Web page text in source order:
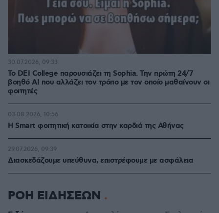
Το DEI College παρουσιάζει τη Sophia. Την πρώτη 24/7
βοηθό AI που αλλάζει τον τρόπο με τον οποίο μαθαίνουν οι
φοιτητές
30.07.2026, 09:33
Η Smart φοιτητική κατοικία στην καρδιά της Αθήνας
03.08.2026, 10:56
Διασκεδάζουμε υπεύθυνα, επιστρέφουμε με ασφάλεια
29.07.2026, 09:39
ΡΟΗ ΕΙΔΗΣΕΩΝ